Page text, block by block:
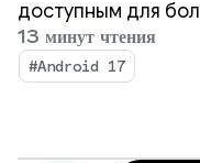
доступным для
устройств Pixel. В
появления новых
управлением
13 минут чтения
#Android 17